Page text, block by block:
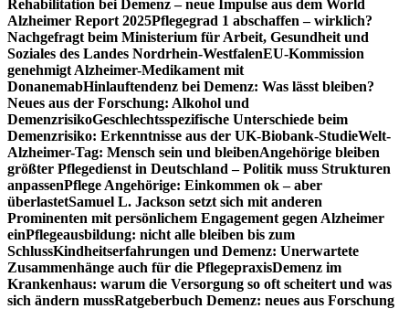
Rehabilitation bei Demenz – neue Impulse aus dem World
Alzheimer Report 2025Pflegegrad 1 abschaffen – wirklich?
Nachgefragt beim Ministerium für Arbeit, Gesundheit und
Soziales des Landes Nordrhein-WestfalenEU-Kommission
genehmigt Alzheimer-Medikament mit
DonanemabHinlauftendenz bei Demenz: Was lässt bleiben?
Neues aus der Forschung: Alkohol und
DemenzrisikoGeschlechtsspezifische Unterschiede beim
Demenzrisiko: Erkenntnisse aus der UK-Biobank-StudieWelt-
Alzheimer-Tag: Mensch sein und bleibenAngehörige bleiben
größter Pflegedienst in Deutschland – Politik muss Strukturen
anpassenPflege Angehörige: Einkommen ok – aber
überlastetSamuel L. Jackson setzt sich mit anderen
Prominenten mit persönlichem Engagement gegen Alzheimer
einPflegeausbildung: nicht alle bleiben bis zum
SchlussKindheitserfahrungen und Demenz: Unerwartete
Zusammenhänge auch für die PflegepraxisDemenz im
Krankenhaus: warum die Versorgung so oft scheitert und was
sich ändern mussRatgeberbuch Demenz: neues aus Forschung